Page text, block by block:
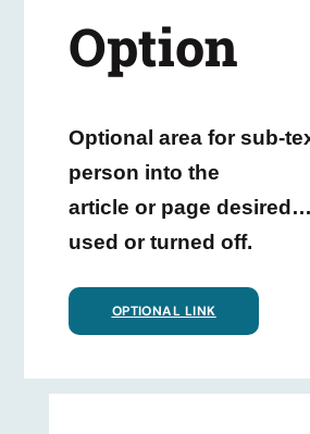
Option
Optional area for sub-
person into the
article or page
used or turned off.
OPTIONAL LINK